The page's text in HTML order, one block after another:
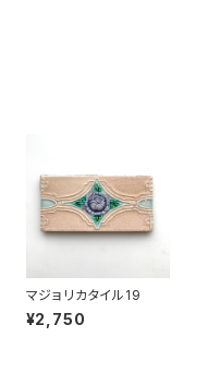
マジョリカタイル19
¥2,750